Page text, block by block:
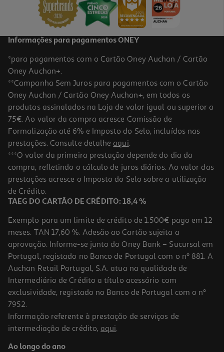
-26%
5.0
Sojagurte Sojasun Morango 4x100g
5.73 €/Kg
Price reduced from
3,09 €to
2,29 €
Promoção
-21%
Vegegurte Soja Pleno Frutos Vermelhos 400gr
4.73 €/Kg
Informações para pagamentos ONEY
*para pagamentos com o Cartão Oney Auchan / Cartão
Oney Auchan+.
**Campanha Sem Juros para pagamentos com o Cartão
Oney Auchan / Cartão Oney Auchan+, em todos os
produtos assinalados na Loja de valor igual ou superior a
75€. Ao valor da compra acresce Comissão de
Formalização até 6% e Imposto do Selo, incluídos nas
prestações. Consulte detalhe aqui.
***O valor da primeira prestação depende do dia da
compra, refletindo o cálculo de juros diários. Ao valor das
prestações acresce o Imposto do Selo sobre a utilização
de Crédito.
TAEG DO CARTÃO DE CRÉDITO: 18,4 %
Exemplo para um limite de crédito de 1.500€ pago em 12
meses. TAN 17,60 %. Adesão ao Cartão sujeita a
aprovação. Informe-se junto do Oney Bank – Sucursal em
Portugal, registado no Banco de Portugal com o nº 881. A
Auchan Retail Portugal, S.A. atua na qualidade de
Intermediário de Crédito a título acessório com
exclusividade, registado no Banco de Portugal com o nº
7952.
Informação referente à prestação de serviços de
intermediação de crédito, aqui.
Ao longo do ano